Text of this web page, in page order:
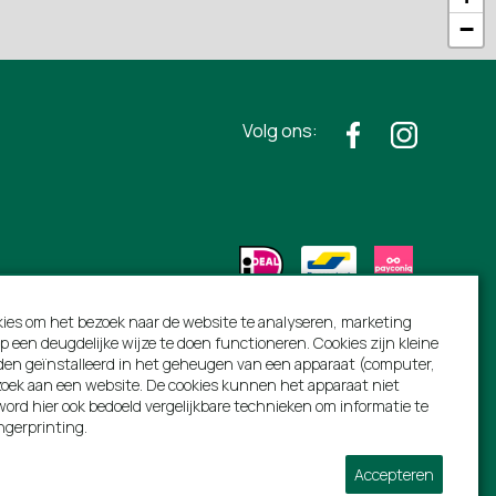
−
Volg ons:
om het bezoek naar de website te analyseren, marketing
een deugdelijke wijze te doen functioneren. Cookies zijn kleine
geïnstalleerd in het geheugen van een apparaat (computer,
aan een website. De cookies kunnen het apparaat niet
hier ook bedoeld vergelijkbare technieken om informatie te
Accepteren